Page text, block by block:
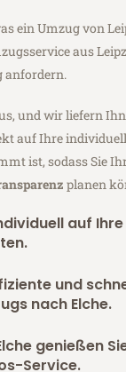
ein Umzug von
aus
anfordern.
und wir liefern
auf Ihre
ist, sodass Sie
planen
auf Ihre
und
nach Elche.
genießen
Service.